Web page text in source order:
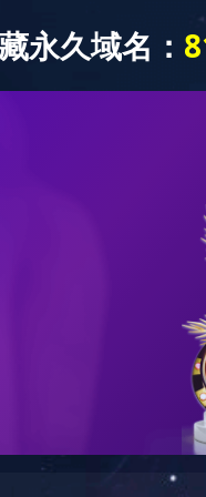
国）-完美（中国）